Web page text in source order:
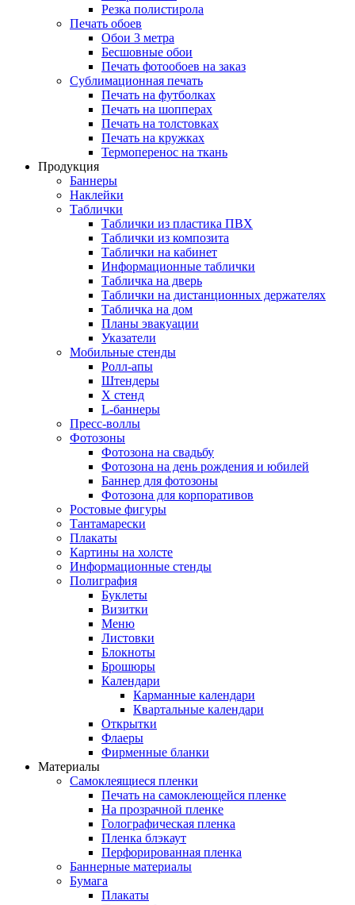
Резка полистирола
Печать обоев
Обои 3 метра
Бесшовные обои
Печать фотообоев на заказ
Сублимационная печать
Печать на футболках
Печать на шопперах
Печать на толстовках
Печать на кружках
Термоперенос на ткань
Продукция
Баннеры
Наклейки
Таблички
Таблички из пластика ПВХ
Таблички из композита
Таблички на кабинет
Информационные таблички
Табличка на дверь
Таблички на дистанционных держателях
Табличка на дом
Планы эвакуации
Указатели
Мобильные стенды
Ролл-апы
Штендеры
Х стенд
L-баннеры
Пресс-воллы
Фотозоны
Фотозона на свадьбу
Фотозона на день рождения и юбилей
Баннер для фотозоны
Фотозона для корпоративов
Ростовые фигуры
Тантамарески
Плакаты
Картины на холсте
Информационные стенды
Полиграфия
Буклеты
Визитки
Меню
Листовки
Блокноты
Брошюры
Календари
Карманные календари
Квартальные календари
Открытки
Флаеры
Фирменные бланки
Материалы
Самоклеящиеся пленки
Печать на самоклеющейся пленке
На прозрачной пленке
Голографическая пленка
Пленка блэкаут
Перфорированная пленка
Баннерные материалы
Бумага
Плакаты